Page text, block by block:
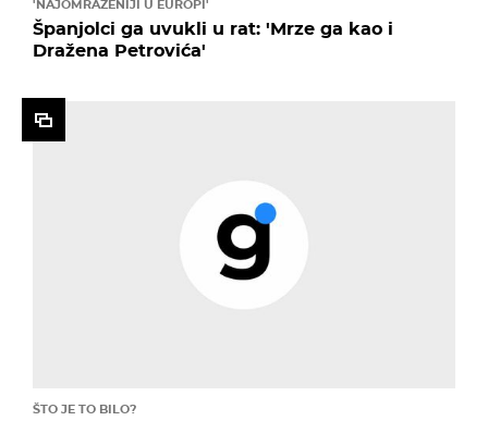
'NAJOMRAŽENIJI U EUROPI'
Španjolci ga uvukli u rat: 'Mrze ga kao i
Dražena Petrovića'
ŠTO JE TO BILO?